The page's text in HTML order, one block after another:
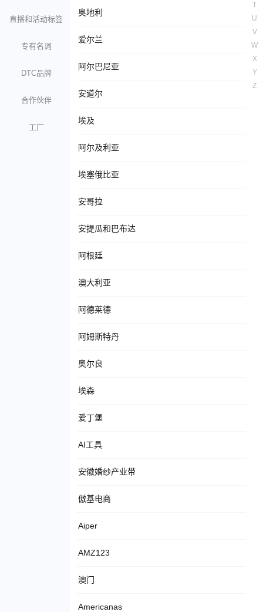
直播和活动标签
专有名词
DTC品牌
合作伙伴
工厂
奥地利
爱尔兰
阿尔巴尼亚
安道尔
埃及
阿尔及利亚
埃塞俄比亚
安哥拉
安提瓜和巴布达
阿根廷
澳大利亚
阿德莱德
阿姆斯特丹
奥尔良
埃森
爱丁堡
AI工具
安徽婚纱产业带
傲基电商
Aiper
AMZ123
澳门
Americanas
T
U
V
W
X
Y
Z